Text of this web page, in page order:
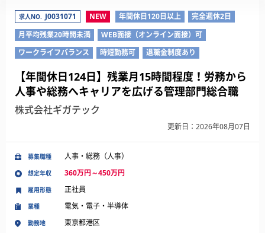
求人NO. J0031071 NEW 年間休日120日以上
完全週休2日
月平均残業20時間未満
WEB面接（オンライン面接）可
ワークライフバランス
時短勤務可 退職金制度あり
【年間休日124日】残業月15時間程度！労務から
人事や総務へキャリアを広げる管理部門総合職
株式会社ギガテック
更新日：2026年08月07日
募集職種 人事・総務（人事）
想定年収 360万円～450万円
業種 電気・電子・半導体
勤務地 東京都港区
雇用形態 正社員